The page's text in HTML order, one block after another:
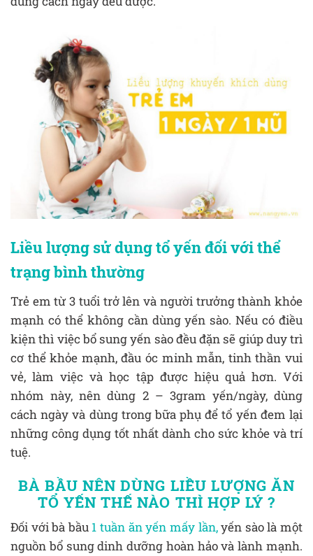
Liều lượng sử dụng tổ yến đối với thể
trạng bình thường
Trẻ em từ 3 tuổi trở lên và người trưởng thành khỏe
mạnh có thể không cần dùng yến sào. Nếu có điều
kiện thì việc bổ sung yến sào đều đặn sẽ giúp duy trì
cơ thể khỏe mạnh, đầu óc minh mẫn, tinh thần vui
vẻ, làm việc và học tập được hiệu quả hơn. Với
nhóm này, nên dùng 2 – 3gram yến/ngày, dùng
cách ngày và dùng trong bữa phụ để tổ yến đem lại
những công dụng tốt nhất dành cho sức khỏe và trí
tuệ.
BÀ BẦU NÊN DÙNG LIỀU LƯỢNG ĂN
TỔ YẾN THẾ NÀO THÌ HỢP LÝ ?
Đối với bà bầu 1 tuần ăn yến mấy lần,yến sào là một
nguồn bổ sung dinh dưỡng hoàn hảo và lành mạnh.